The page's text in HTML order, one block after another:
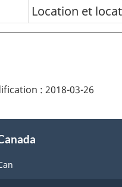
LocationLocation et
: 2018-03-26